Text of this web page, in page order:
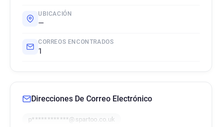
UBICACIÓN
—
CORREOS ENCONTRADOS
1
Direcciones De Correo Electrónico
p************@spartoo.co.uk